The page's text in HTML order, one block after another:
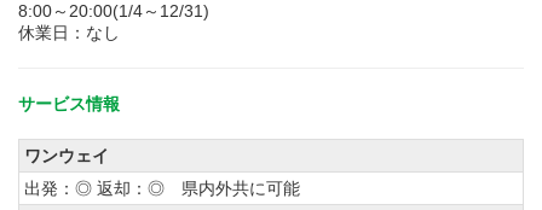
8:00～20:00(1/4～12/31)
休業日：なし
サービス情報
ワンウェイ
出発：◎ 返却：◎ 県内外共に可能